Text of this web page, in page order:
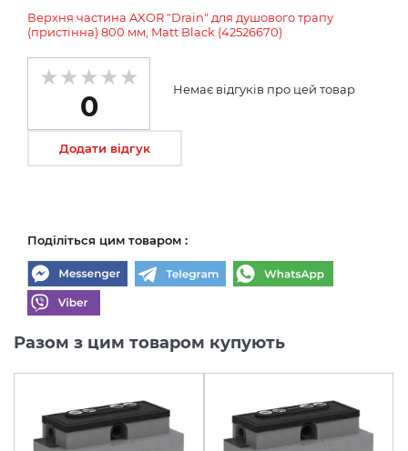
Верхня частина AXOR "Drain" для душового трапу
(пристінна) 800 мм, Matt Black (42526670)
0
Немає відгуків про цей товар
Додати відгук
Поділіться цим товаром :
Разом з цим товаром купують